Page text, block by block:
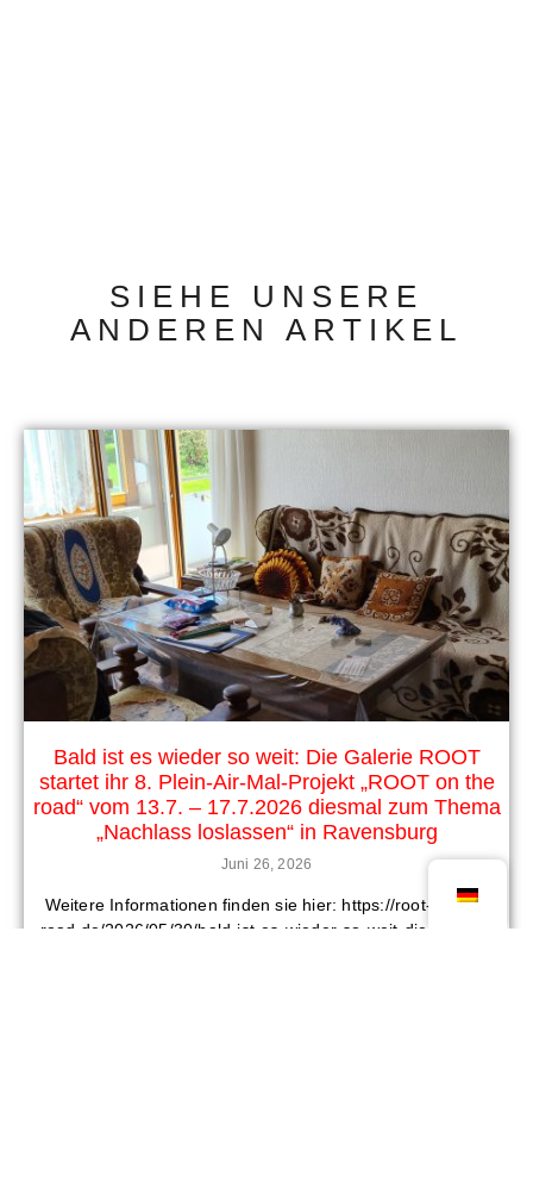
SIEHE UNSERE
ANDEREN ARTIKEL
Bald ist es wieder so weit: Die Galerie ROOT
startet ihr 8. Plein-Air-Mal-Projekt „ROOT on the
road“ vom 13.7. – 17.7.2026 diesmal zum Thema
„Nachlass loslassen“ in Ravensburg
Juni 26, 2026
Weitere Informationen finden sie hier: https://root-on-the-
road.de/2026/05/30/bald-ist-es-wieder-so-weit-die-galerie-